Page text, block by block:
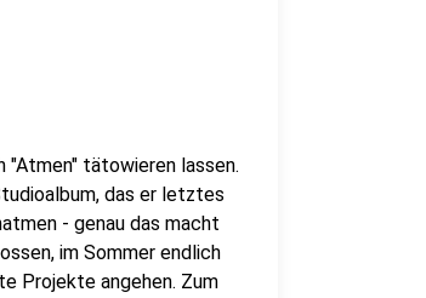
"Atmen" tätowieren lassen.
das er letztes
- genau das macht
im Sommer endlich
Projekte angehen. Zum